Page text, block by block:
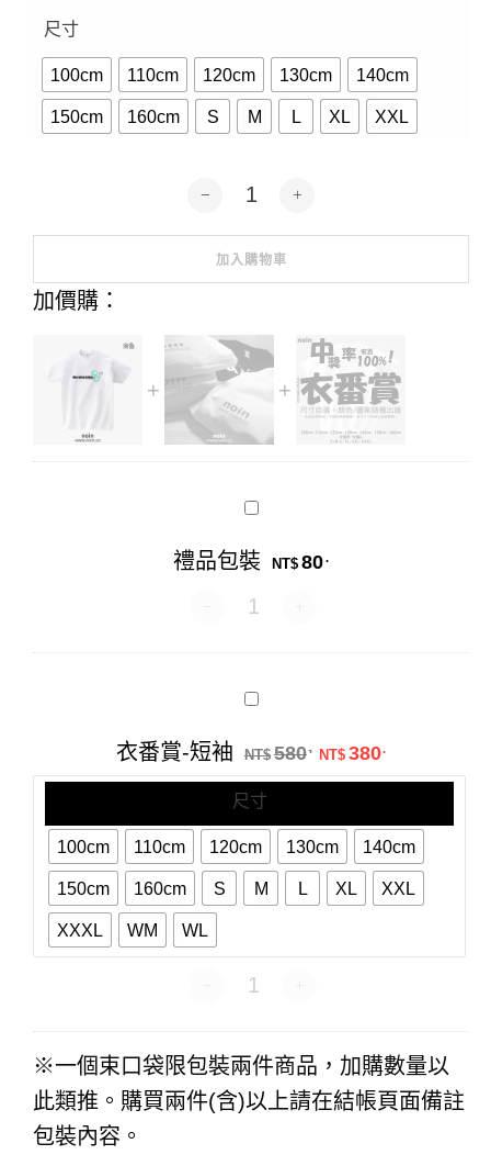
尺寸
100cm 110cm 120cm 130cm 140cm
150cm 160cm S M L XL XXL
Bronty-kha-tshng tsiūnn(屁股癢)-短袖.
加入購物車
Alternative:
加價購：
禮
裝
禮品包裝 NT$ 80.
禮品包裝 數量
衣
短
袖
衣番賞-短袖 NT$ 580. 原始價格：
NT$ 380.目前價格
尺寸
100cm 110cm 120cm 130cm 140cm
150cm 160cm S M L XL XXL
XXXL WM WL
衣番賞-短袖 數量
※一個束口袋限包裝兩件商品，加購數量以
此類推。購買兩件(含)以上請在結帳頁面備註
包裝內容。